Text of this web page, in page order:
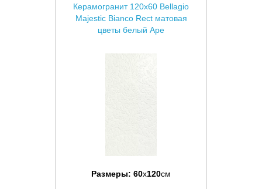
Керамогранит 120x60 Bellagio
Majestic Bianco Rect матовая
цветы белый Ape
Размеры: 60x120см